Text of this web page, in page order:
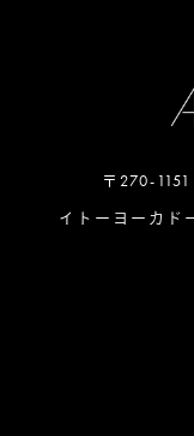
〒270-
イトーヨーカド